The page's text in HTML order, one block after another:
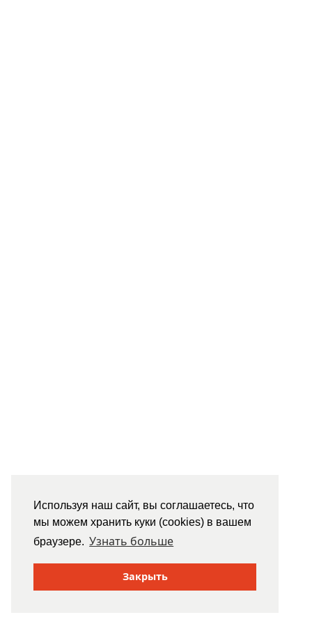
Используя наш сайт, вы соглашаетесь, что
мы можем хранить куки (cookies) в вашем
браузере. Узнать больше
Закрыть